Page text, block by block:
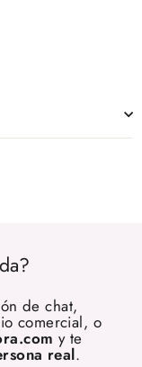
de chat,
comercial, o
y te
real.